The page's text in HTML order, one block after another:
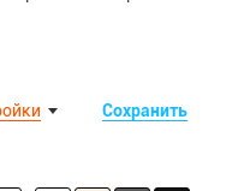
Сохранить